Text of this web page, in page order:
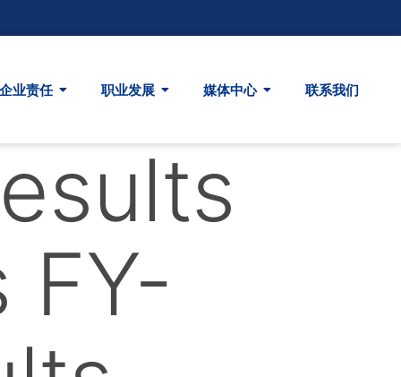
业责任 职业发展 媒体中心 联系我们
FY-